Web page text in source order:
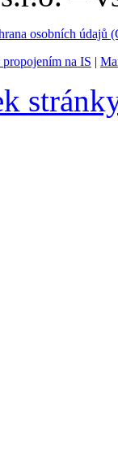
osobních údajů
na IS |